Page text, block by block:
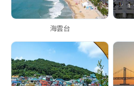
海雲台